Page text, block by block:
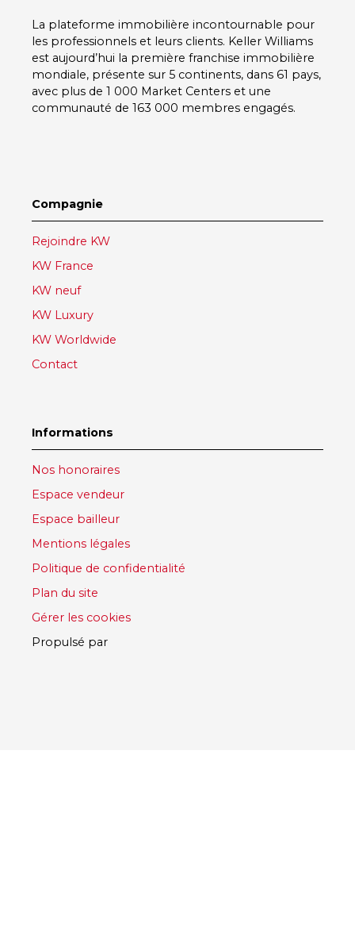
La plateforme immobilière incontournable pour
les professionnels et leurs clients. Keller Williams
est aujourd’hui la première franchise immobilière
mondiale, présente sur 5 continents, dans 61 pays,
avec plus de 1 000 Market Centers et une
communauté de 163 000 membres engagés.
Compagnie
Rejoindre KW
KW France
KW neuf
KW Luxury
KW Worldwide
Contact
Informations
Nos honoraires
Espace vendeur
Espace bailleur
Mentions légales
Politique de confidentialité
Plan du site
Gérer les cookies
Propulsé par